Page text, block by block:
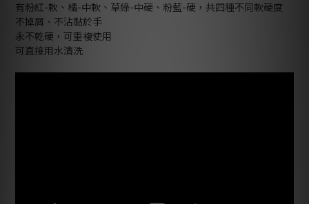
有粉紅-軟、橘-中軟、草綠-中硬、粉藍-硬，共四種不同軟硬度
不掉屑、不沾黏於手
永不乾硬，可重複使用
可直接用水清洗